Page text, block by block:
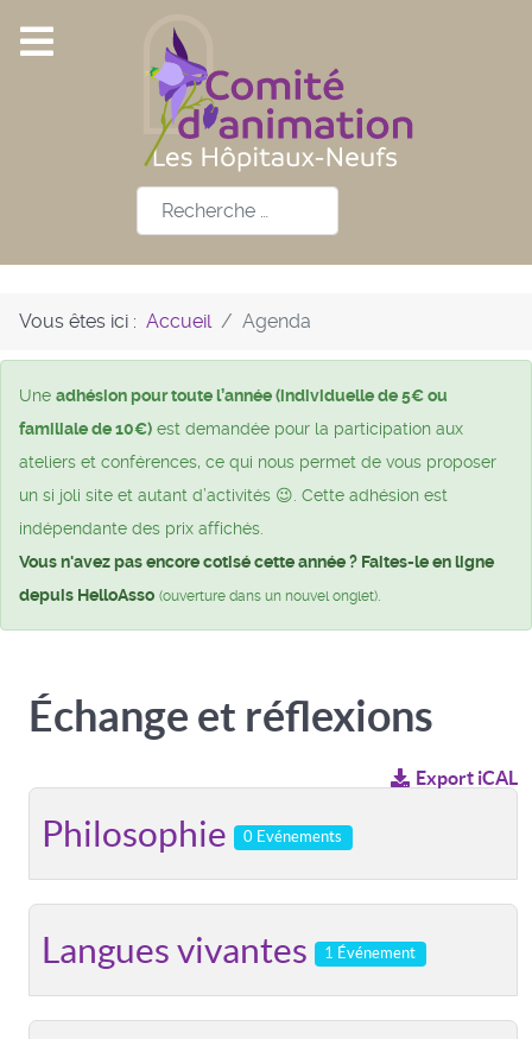
Rechercher
Vous êtes ici : Accueil Agenda
Une adhésion pour toute l’année (individuelle de 5€ ou
familiale de 10€) est demandée pour la participation aux
ateliers et conférences, ce qui nous permet de vous proposer
un si joli site et autant d’activités 😉. Cette adhésion est
indépendante des prix affichés.
Vous n'avez pas encore cotisé cette année ? Faites-le en ligne
depuis HelloAsso (ouverture dans un nouvel onglet)
Échange et réflexions
Export iCAL
Philosophie 0 Evénements
Langues vivantes 1 Événement